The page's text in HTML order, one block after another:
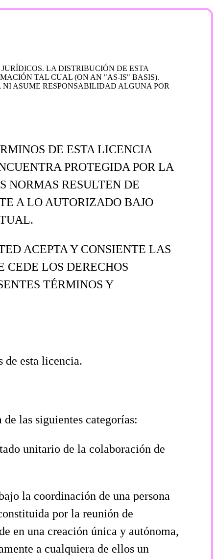
LA DISTRIBUCIÓN DE ESTA
TAL CUAL (ON AN "AS-IS" BASIS).
ASUME RESPONSABILIDAD ALGUNA POR
DE ESTA LICENCIA
PROTEGIDA POR LA
NORMAS RESULTEN DE
A LO AUTORIZADO BAJO
ACEPTA Y CONSIENTE LAS
LOS DERECHOS
TÉRMINOS Y
esta licencia.
las siguientes categorías:
unitario de la colaboración de
la coordinación de una persona
por la reunión de
en una creación única y autónoma,
a cualquiera de ellos un